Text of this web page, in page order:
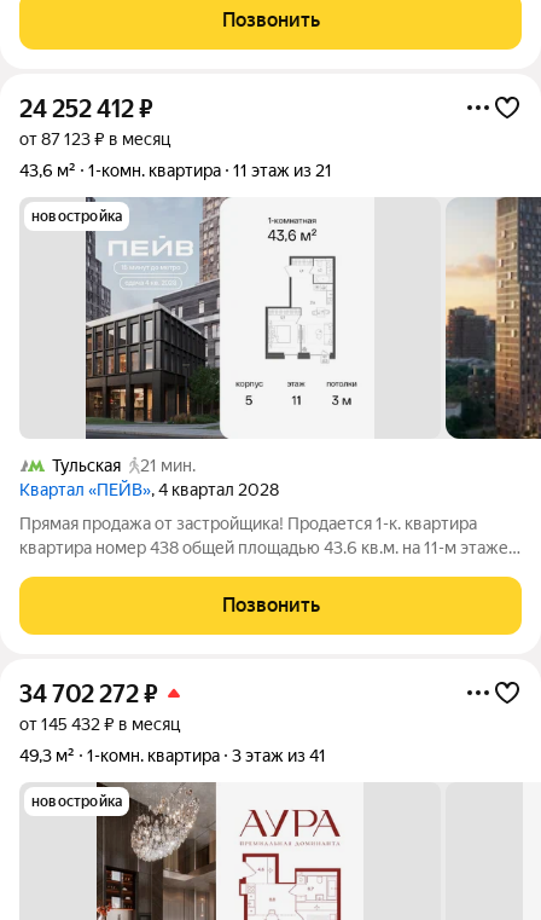
состоит из 42-этажной Бронзовой башни и 41-этажной
Серебряной. Рядом расположены
Позвонить
24 252 412₽
от 87 123 ₽ в месяц
43,6 м²
1-комн. квартира 11 этаж из 21
новостройка
Тульская
21 мин.
Квартал «ПЕЙВ», 4 квартал 2028
Прямая продажа от застройщика! Продается 1-к. квартира
квартира номер 438 общей площадью 43.6 кв.м. на 11-м этаже
бизнес-класса Пейв от девелопера FORMA. Метро Павелецкая
в пешей доступности,
Позвонить
34 702 272₽
от 145 432 ₽ в месяц
49,3 м²
1-комн. квартира 3 этаж из 41
новостройка